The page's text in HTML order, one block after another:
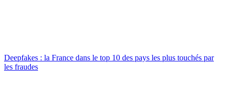
Deepfakes : la France dans le top 10 des pays les plus touchés par
les fraudes